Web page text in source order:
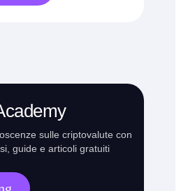
sulle criptovalute con
guide e articoli gratuiti